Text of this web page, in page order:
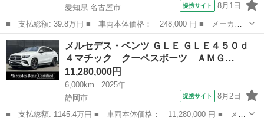
愛知県 名古屋市
提携サイト 8月1日
■ 支払総額: 39.8万円 ■ 車両本体価格： 248,000 円 ■ メーカー
名： メルセデス・ベンツ ■ 車種名： ＳＬＫ ■ グレード名：
ＳＬＫ２３０コンプレッサー ポータブルメモリーナビワンセグＴ
Ｖ ブラックレ...
愛知 名古屋市 SLK
メルセデス・ベンツ ＧＬＥ ＧＬＥ４５０ｄ
４マチック クーペスポーツ ＡＭＧ…
11,280,000円
6,000km
2025年
静岡市
提携サイト 8月2日
■ 支払総額: 1145.4万円 ■ 車両本体価格： 11,280,000 円 ■ メー